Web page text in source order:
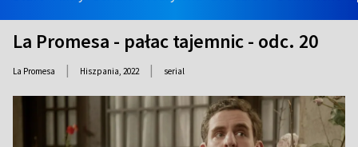
La Promesa - pałac tajemnic - odc. 20
La Promesa | Hiszpania, 2022 | serial